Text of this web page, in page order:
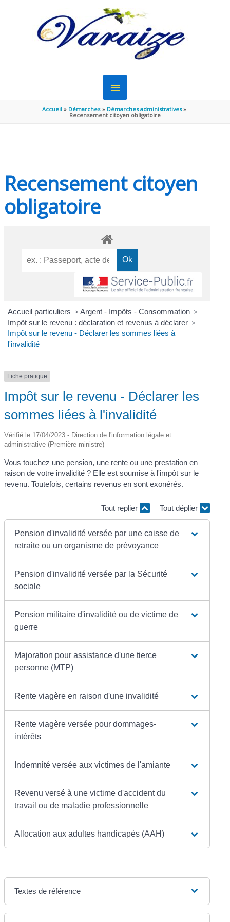
MENU
PRINCIPAL
Accueil Démarches
Démarches administratives
Recensement citoyen obligatoire
Recensement citoyen
obligatoire
Accueil particuliers > Argent - Impôts - Consommation >
Impôt sur le revenu : déclaration et revenus à déclarer >
Impôt sur le revenu - Déclarer les sommes liées à
l'invalidité
Fiche pratique
Impôt sur le revenu - Déclarer les
sommes liées à l'invalidité
Vérifié le 17/04/2023 - Direction de l'information légale et
administrative (Première ministre)
Vous touchez une pension, une rente ou une prestation en
raison de votre invalidité ? Elle est soumise à l'impôt sur le
revenu. Toutefois, certains revenus en sont exonérés.
Tout replier Tout déplier
Pension d'invalidité versée par une caisse de
retraite ou un organisme de prévoyance
Pension d'invalidité versée par la Sécurité
sociale
Pension militaire d'invalidité ou de victime de
guerre
Majoration pour assistance d'une tierce
personne (MTP)
Rente viagère en raison d'une invalidité
Rente viagère versée pour dommages-
intérêts
Indemnité versée aux victimes de l'amiante
Revenu versé à une victime d'accident du
travail ou de maladie professionnelle
Allocation aux adultes handicapés (AAH)
Textes de référence